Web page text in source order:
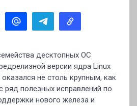
десктопных ОС
версии ядра Linux
не столь крупным, как
ряд полезных исправлений по
нового железа и